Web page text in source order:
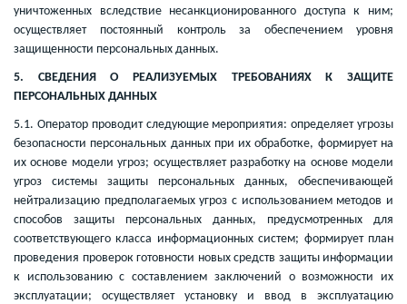
уничтоженных вследствие несанкционированного доступа к ним;
осуществляет постоянный контроль за обеспечением уровня
защищенности персональных данных.
5. СВЕДЕНИЯ О РЕАЛИЗУЕМЫХ ТРЕБОВАНИЯХ К ЗАЩИТЕ
ПЕРСОНАЛЬНЫХ ДАННЫХ
5.1. Оператор проводит следующие мероприятия: определяет угрозы
безопасности персональных данных при их обработке, формирует на
их основе модели угроз; осуществляет разработку на основе модели
угроз системы защиты персональных данных, обеспечивающей
нейтрализацию предполагаемых угроз с использованием методов и
способов защиты персональных данных, предусмотренных для
соответствующего класса информационных систем; формирует план
проведения проверок готовности новых средств защиты информации
к использованию с составлением заключений о возможности их
эксплуатации; осуществляет установку и ввод в эксплуатацию